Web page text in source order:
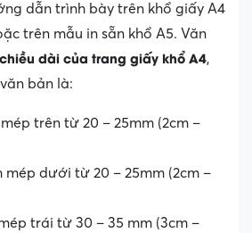
dẫn trình bày trên khổ giấy A4
trên mẫu in sẵn khổ A5. Văn
chiều dài của trang giấy khổ A4,
bản là:
trên từ 20 – 25mm (2cm –
mép dưới từ 20 – 25mm (2cm –
trái từ 30 – 35 mm (3cm –